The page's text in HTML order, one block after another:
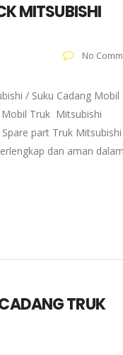
MITSUBISHI
No
/ Suku Cadang Mobil
Mobil Truk Mitsubishi
part Truk Mitsubishi
dan aman dalam
TRUK